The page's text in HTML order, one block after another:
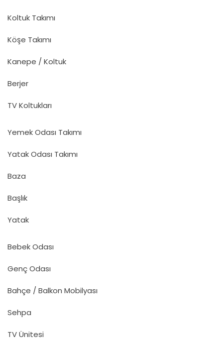
Koltuk Takımı
Köşe Takımı
Kanepe / Koltuk
Berjer
TV Koltukları
Yemek Odası Takımı
Yatak Odası Takımı
Baza
Başlık
Yatak
Bebek Odası
Genç Odası
Bahçe / Balkon Mobilyası
Sehpa
TV Ünitesi